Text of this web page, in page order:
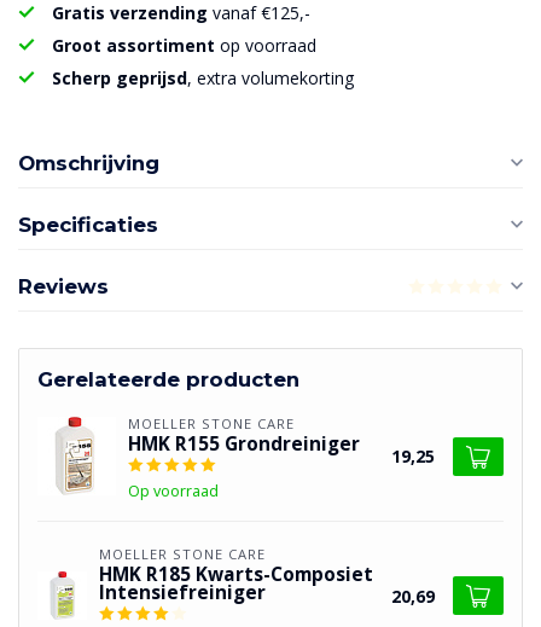
Gratis verzending vanaf €125,-
Groot assortiment op voorraad
Scherp geprijsd, extra volumekorting
Omschrijving
Specificaties
Reviews
Gerelateerde producten
MOELLER STONE CARE
HMK R155 Grondreiniger
Op voorraad
19,25
MOELLER STONE CARE
HMK R185 Kwarts-Composiet
Intensiefreiniger 20,69